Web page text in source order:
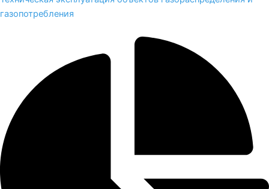
газопотребления